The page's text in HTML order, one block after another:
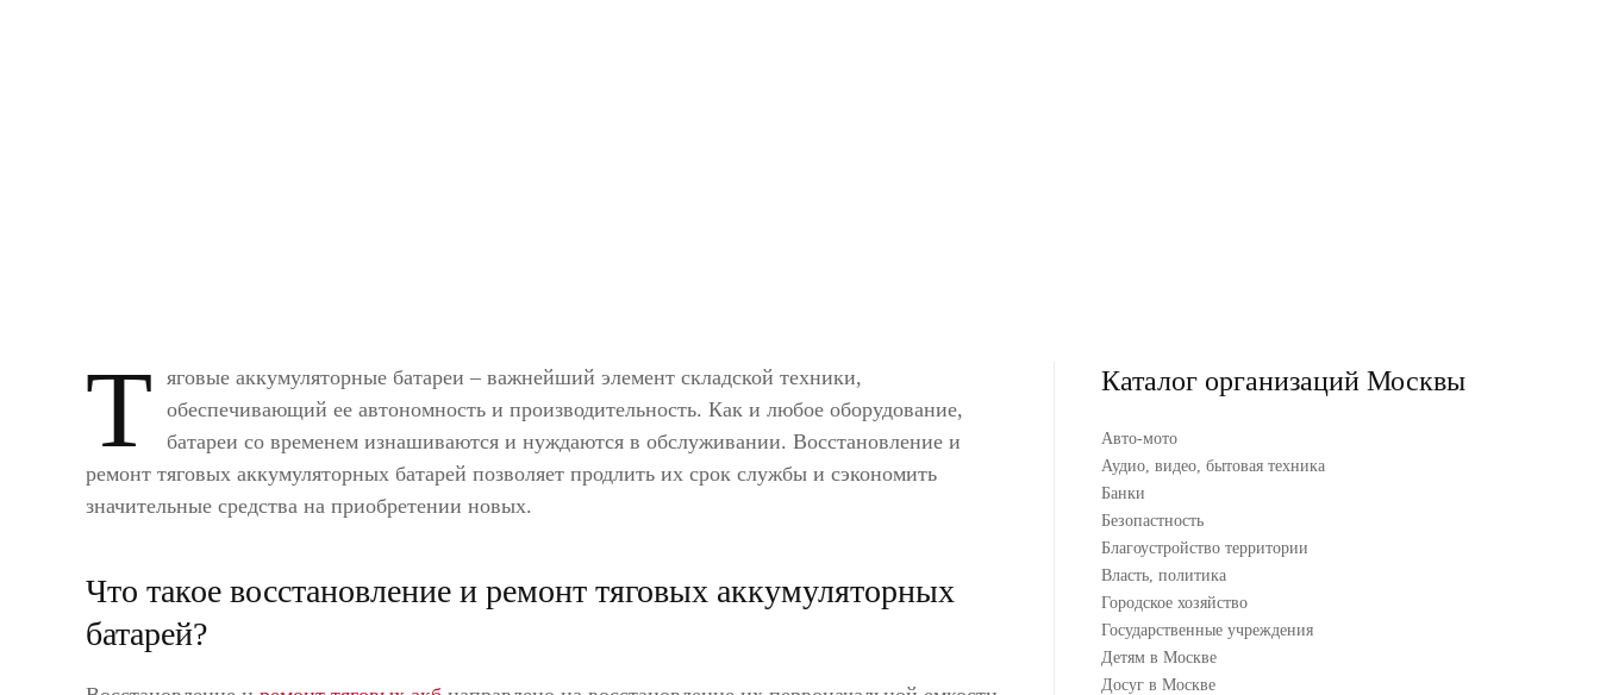
Т
яговые аккумуляторные батареи – важнейший элемент складской техники,
обеспечивающий ее автономность и производительность. Как и любое оборудование,
батареи со временем изнашиваются и нуждаются в обслуживании. Восстановление и
ремонт тяговых аккумуляторных батарей позволяет продлить их срок службы и сэкономить
значительные средства на приобретении новых.
Что такое восстановление и ремонт тяговых аккумуляторных
батарей?
Каталог организаций Москвы
Авто-мото
Аудио, видео, бытовая техника
Банки
Безопастность
Благоустройство территории
Власть, политика
Городское хозяйство
Государственные учреждения
Детям в Москве
Досуг в Москве